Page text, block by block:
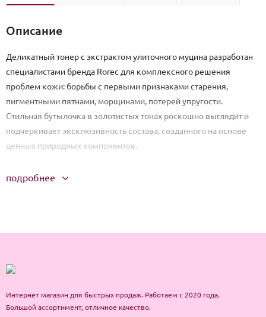
Описание
Деликатный тонер с экстрактом улиточного муцина разработан
специалистами бренда Rorec для комплексного решения
проблем кожи: борьбы с первыми признаками старения,
пигментными пятнами, морщинами, потерей упругости.
Стильная бутылочка в золотистых тонах роскошно выглядит и
подчеркивает эксклюзивность состава, созданного на основе
ценных природных компонентов.
Способ применения: Средство наносят с помощью
косметических салфеток или ватных дисков. Их смачивают в
краям. После впитывания средства на кожу наносят сыворотку и
подробнее
Интернет магазин для быстрых продаж. Работаем с 2020 года.
Большой ассортимент, отличное качество.